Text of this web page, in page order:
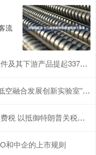
流
337调查申请，多家中企为列名被告
发展创新实验室”在鄂揭牌
以抵御特朗普关税冲击
和中企的上市规则